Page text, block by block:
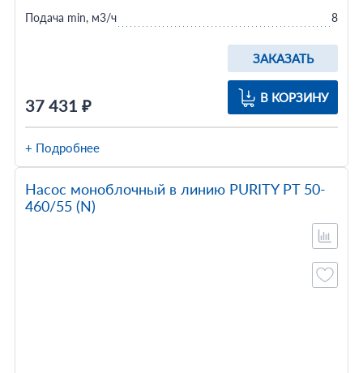
37 431 ₽
ЗАКАЗАТЬ
В КОРЗИНУ
Подача min, м3/ч 8
+ Подробнее
Насос моноблочный в линию PURITY PT 50-
460/55 (N)